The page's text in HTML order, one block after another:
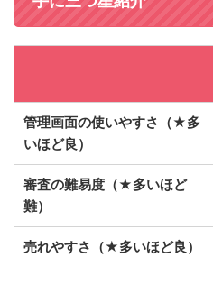
管理画面の使いやすさ（★多
いほど良）
審査の難易度（★多いほど
難）
売れやすさ（★多いほど良）